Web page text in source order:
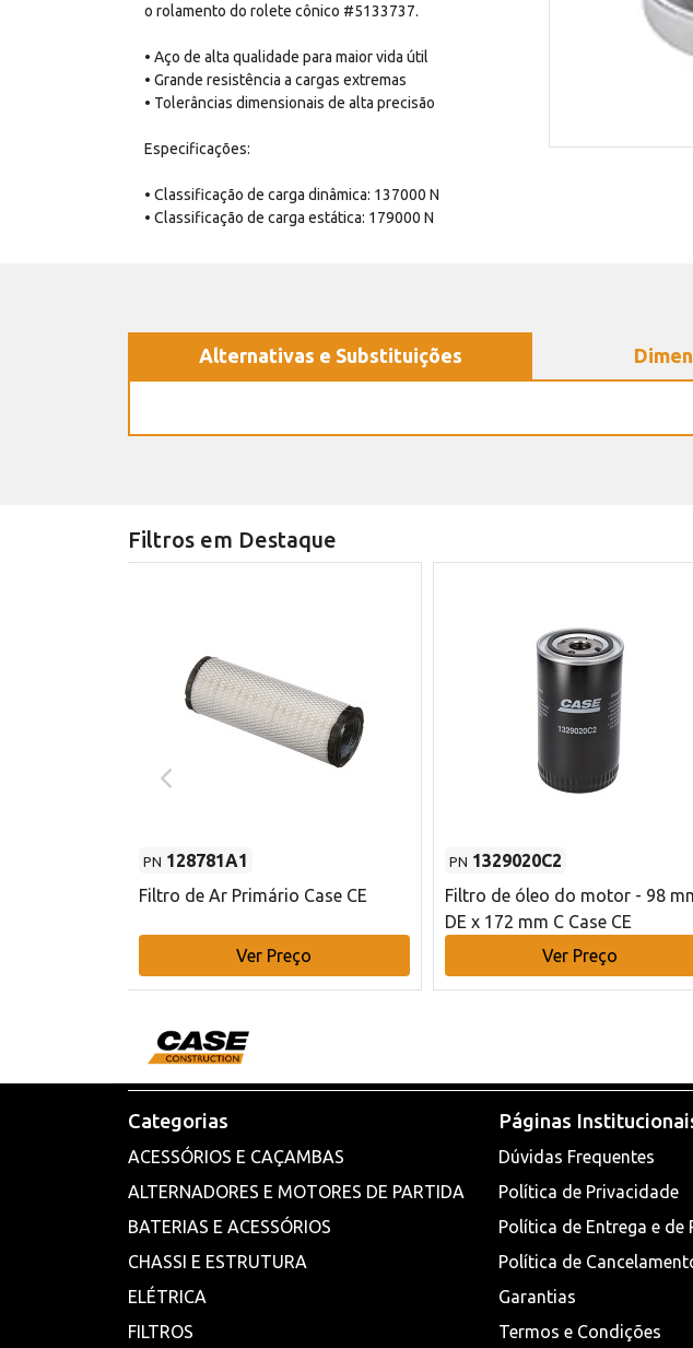
o rolamento do rolete cônico #5133737.
• Aço de alta qualidade para maior vida útil
• Grande resistência a cargas extremas
• Tolerâncias dimensionais de alta precisão
Especificações:
• Classificação de carga dinâmica: 137000 N
• Classificação de carga estática: 179000 N
Alternativas e Substituições
Filtros em Destaque
PN 128781A1
Filtro de Ar Primário Case CE
Ver Preço
PN 1329020C2
Filtro de óleo do motor - 98
DE x 172 mm C Case CE
Ver Preço
Categorias
ACESSÓRIOS E CAÇAMBAS
ALTERNADORES E MOTORES DE PARTIDA
BATERIAS E ACESSÓRIOS
CHASSI E ESTRUTURA
ELÉTRICA
FILTROS
Páginas
Dúvidas Frequentes
Política de Privacidade
Política de Entrega e de
Política de
Garantias
Termos e Condições